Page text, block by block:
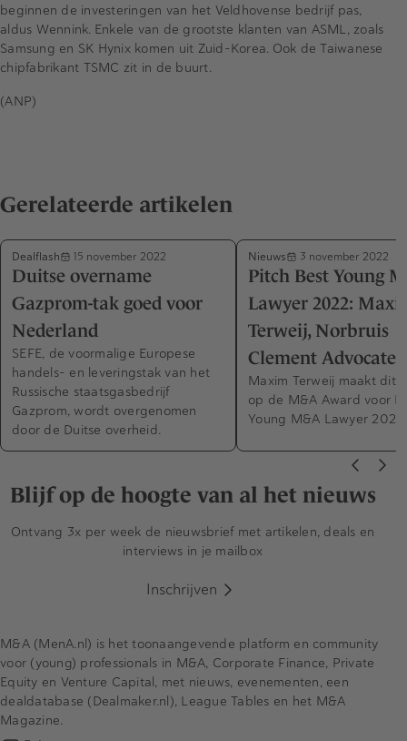
beginnen de investeringen van het Veldhovense bedrijf pas,
aldus Wennink. Enkele van de grootste klanten van ASML, zoals
Samsung en SK Hynix komen uit Zuid-Korea. Ook de Taiwanese
chipfabrikant TSMC zit in de buurt.
(ANP)
Gerelateerde artikelen
Dealflash 15 november 2022
Duitse overname
Gazprom-tak goed voor
Nederland
SEFE, de voormalige Europese
handels- en leveringstak van het
Russische staatsgasbedrijf
Gazprom, wordt overgenomen
door de Duitse overheid.
Nieuws 3 november 2022
Pitch Best Young
Lawyer 2022:
Terweij, Norbruis
Clement Advocaten
Maxim Terweij maakt dit
op de M&A Award voor
Young M&A Lawyer 2022.
Blijf op de hoogte van al het nieuws
Ontvang 3x per week de nieuwsbrief met artikelen, deals en
interviews in je mailbox
Inschrijven
M&A (MenA.nl) is het toonaangevende platform en community
voor (young) professionals in M&A, Corporate Finance, Private
Equity en Venture Capital, met nieuws, evenementen, een
dealdatabase (Dealmaker.nl), League Tables en het M&A
Magazine.